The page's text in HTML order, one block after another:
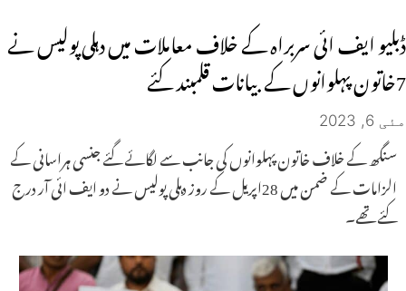
ڈبلیو ایف ائی سربراہ کے خلاف معاملات میں دہلی پولیس نے
7خاتون پہلوانوں کے بیانات قلمبند کئے
مئی 6, 2023
سنگھ کے خلاف خاتون پہلوانوں کی جانب سے لگائے گئے جنسی ہراسانی کے
الزامات کے ضمن میں 28اپریل کے روز دہلی پولیس نے دو ایف ائی آر درج
کئے تھے۔